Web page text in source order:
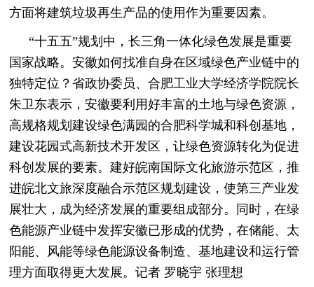
方面将建筑垃圾再生产品的使用作为重要因素。
“十五五”规划中，长三角一体化绿色发展是重要
国家战略。安徽如何找准自身在区域绿色产业链中的
独特定位？省政协委员、合肥工业大学经济学院院长
朱卫东表示，安徽要利用好丰富的土地与绿色资源，
高规格规划建设绿色满园的合肥科学城和科创基地，
建设花园式高新技术开发区，让绿色资源转化为促进
科创发展的要素。建好皖南国际文化旅游示范区，推
进皖北文旅深度融合示范区规划建设，使第三产业发
展壮大，成为经济发展的重要组成部分。同时，在绿
色能源产业链中发挥安徽已形成的优势，在储能、太
阳能、风能等绿色能源设备制造、基地建设和运行管
理方面取得更大发展。记者 罗晓宇 张理想